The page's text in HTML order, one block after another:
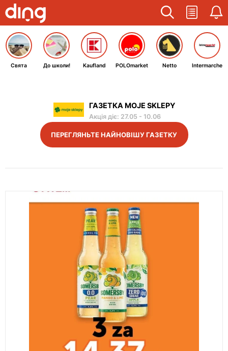
Свята До школи! Kaufland POLOmarket Netto Intermarche
ГАЗЕТКА MOJE SKLEPY
Акція діє: 27.05 - 10.06
ПЕРЕГЛЯНЬТЕ НАЙНОВІШУ ГАЗЕТКУ